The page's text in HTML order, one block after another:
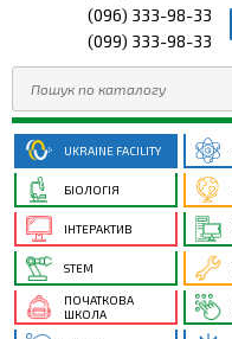
(096) 333-98-33
(099) 333-98-33
UKRAINE FACILITY
БІОЛОГІЯ
ІНТЕРАКТИВ
STEM
ПОЧАТКОВА
ШКОЛА